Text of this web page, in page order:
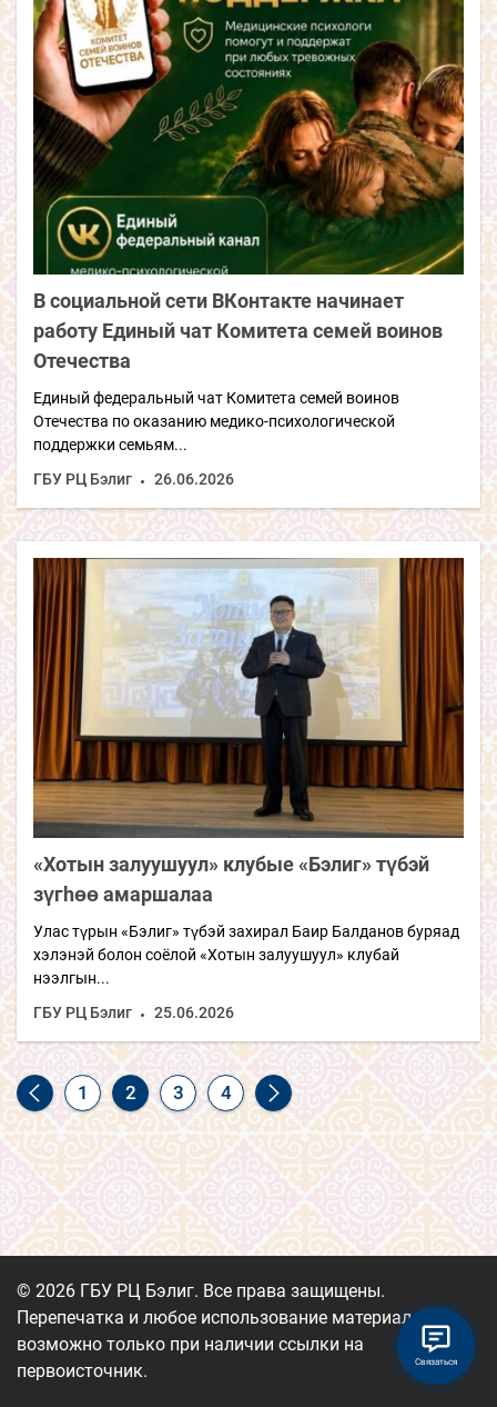
В социальной сети ВКонтакте начинает
работу Единый чат Комитета семей воинов
Отечества
Единый федеральный чат Комитета семей воинов
Отечества по оказанию медико-психологической
поддержки семьям...
ГБУ РЦ Бэлиг
26.06.2026
«Хотын залуушуул» клубые «Бэлиг» түбэй
зүгhөө амаршалаа
Улас түрын «Бэлиг» түбэй захирал Баир Балданов буряад
хэлэнэй болон соёлой «Хотын залуушуул» клубай
нээлгын...
ГБУ РЦ Бэлиг
25.06.2026
1 2 3 4
© 2026 ГБУ РЦ Бэлиг. Все права защищены.
Перепечатка и любое использование материалов
возможно только при наличии ссылки на
первоисточник.
Связаться